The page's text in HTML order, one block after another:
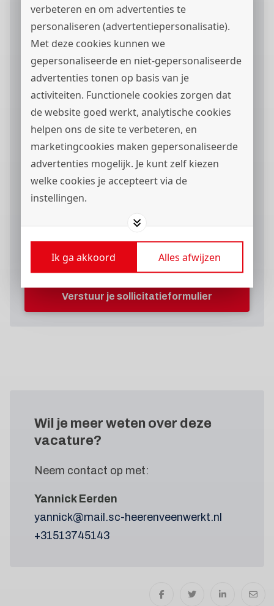
verbeteren en om advertenties te
personaliseren (advertentiepersonalisatie).
Met deze cookies kunnen we
gepersonaliseerde en niet-gepersonaliseerde
advertenties tonen op basis van je
activiteiten. Functionele cookies zorgen dat
de website goed werkt, analytische cookies
helpen ons de site te verbeteren, en
marketingcookies maken gepersonaliseerde
advertenties mogelijk. Je kunt zelf kiezen
welke cookies je accepteert via de
instellingen.
Ik ga akkoord Alles afwijzen
Curriculum vitae
Motivatie
Verstuur je sollicitatieformulier
Wil je meer weten over deze
vacature?
Neem contact op met:
Yannick Eerden
yannick@mail.sc-heerenveenwerkt.nl
+31513745143